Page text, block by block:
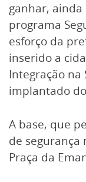
ganhar,
programa
esforço da
inserido a
Integração na
implantado
A base, que
de segurança
Praça da